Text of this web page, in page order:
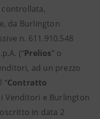
da Burlington
n. 611.910.548
(“Prelios” o
ad un prezzo
“Contratto
i Venditori e Burlington
in data 2